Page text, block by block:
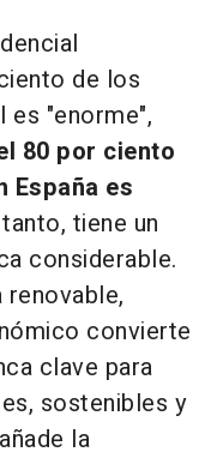
de los
es "enorme",
80 por ciento
España es
tiene un
considerable.
convierte
clave para
sostenibles y
la